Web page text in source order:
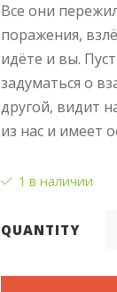
Все они
поражения,
идёте и вы.
задуматься о
другой, видит
из нас и имеет
1 в наличии
QUANTITY